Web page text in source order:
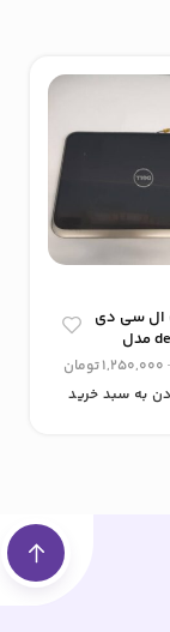
ال سی دی
(A) دل dell مدل
1,250,000تومان
به سبد خرید